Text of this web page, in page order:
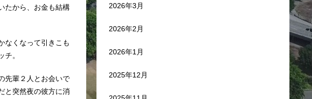
たから、お金も結構
なくなって引きこも
。
先輩２人とお会いで
と突然夜の彼方に消
2026年3月
2026年2月
2026年1月
2025年12月